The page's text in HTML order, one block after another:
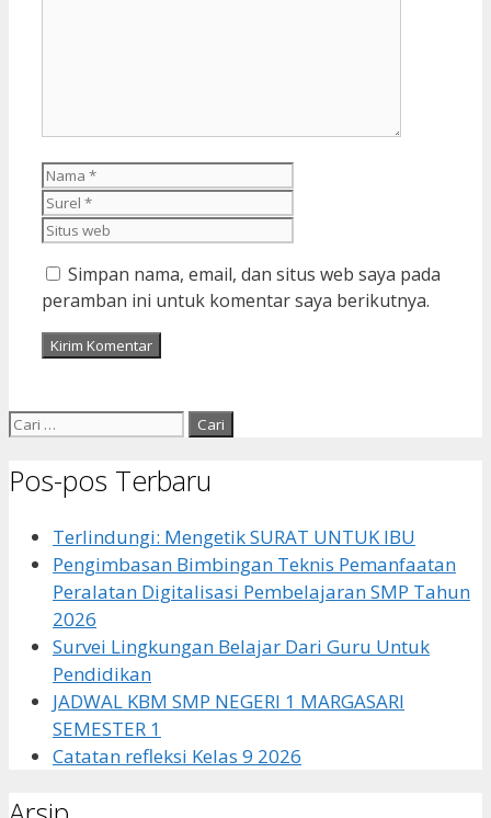
Nama
Simpan nama, email, dan situs web saya pada
peramban ini untuk komentar saya berikutnya.
Cari
Pos-pos Terbaru
Terlindungi: Mengetik SURAT UNTUK IBU
Pengimbasan Bimbingan Teknis Pemanfaatan
Peralatan Digitalisasi Pembelajaran SMP Tahun
2026
Survei Lingkungan Belajar Dari Guru Untuk
Pendidikan
JADWAL KBM SMP NEGERI 1 MARGASARI
SEMESTER 1
Catatan refleksi Kelas 9 2026